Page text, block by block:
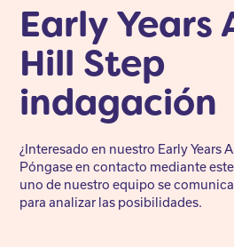
Early Years
Hill Step
indagación
¿Interesado en nuestro Early Years
Póngase en contacto mediante
uno de nuestro equipo se
para analizar las posibilidades.